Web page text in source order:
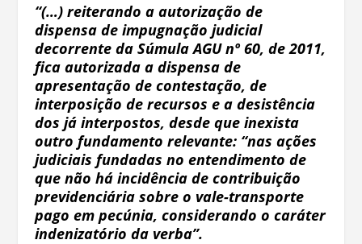
“(…) reiterando a autorização de
dispensa de impugnação judicial
decorrente da Súmula AGU nº 60, de 2011,
fica autorizada a dispensa de
apresentação de contestação, de
interposição de recursos e a desistência
dos já interpostos, desde que inexista
outro fundamento relevante: “nas ações
judiciais fundadas no entendimento de
que não há incidência de contribuição
previdenciária sobre o vale-transporte
pago em pecúnia, considerando o caráter
indenizatório da verba”.